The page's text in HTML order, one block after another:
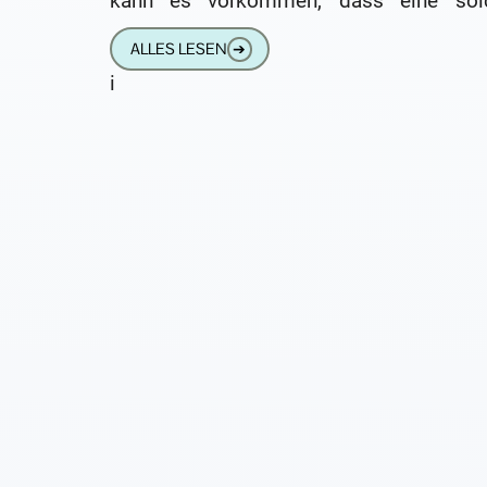
Batterie auch mal verschluckt wird.
Kind hat eine
ALLES LESEN ➔
i